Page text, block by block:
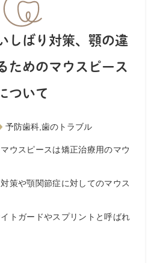
しばり対策、顎の違
ためのマウスピース
ついて
予防歯科 歯のトラブル
ウスピースは矯正治療用のマウ
策や顎関節症に対してのマウス
トガードやスプリントと呼ばれ